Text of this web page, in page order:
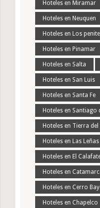
Hoteles en Miramar
Hoteles en Neuquen
Hoteles en Los
Hoteles en Pinamar
Hoteles en Salta
Hoteles en San Luis
Hoteles en Santa Fe
Hoteles en Santiago
Hoteles en Tierra
Hoteles en Las Leñas
Hoteles en El
Hoteles en
Hoteles en Cerro
Hoteles en Chapelco